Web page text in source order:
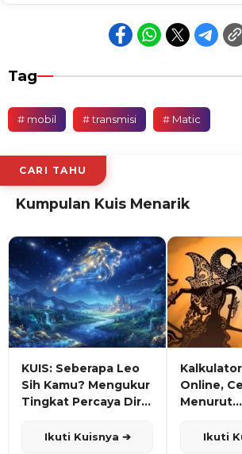
Tag
# mobil # transmisi # Matic
CARI TAHU
Kumpulan Kuis Menarik
KUIS: Seberapa Leo
Sih Kamu? Mengukur
Tingkat Percaya Diri
Ikuti Kuisnya ➔
Online,
Menurut
Ikuti